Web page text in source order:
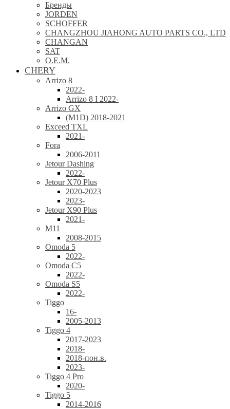
Бренды
JORDEN
SCHOFFER
CHANGZHOU JIAHONG AUTO PARTS CO., LTD
CHANGAN
SAT
O.E.M.
CHERY
Arrizo 8
2022-
Arrizo 8 I 2022-
Arrizo GX
(M1D) 2018-2021
Exceed TXL
2021-
Fora
2006-2011
Jetour Dashing
2022-
Jetour X70 Plus
2020-2023
2023-
Jetour X90 Plus
2021-
M11
2008-2015
Omoda 5
2022-
Omoda C5
2022-
Omoda S5
2022-
Tiggo
16-
2005-2013
Tiggo 4
2017-2023
2018-
2018-пон.в.
2023-
Tiggo 4 Pro
2020-
Tiggo 5
2014-2016